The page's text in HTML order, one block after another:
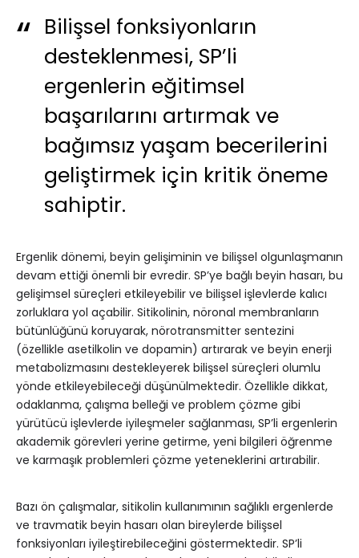
Bilişsel fonksiyonların
desteklenmesi, SP’li
ergenlerin eğitimsel
başarılarını artırmak ve
bağımsız yaşam becerilerini
geliştirmek için kritik öneme
sahiptir.
Ergenlik dönemi, beyin gelişiminin ve bilişsel olgunlaşmanın
devam ettiği önemli bir evredir. SP’ye bağlı beyin hasarı, bu
gelişimsel süreçleri etkileyebilir ve bilişsel işlevlerde kalıcı
zorluklara yol açabilir. Sitikolinin, nöronal membranların
bütünlüğünü koruyarak, nörotransmitter sentezini
(özellikle asetilkolin ve dopamin) artırarak ve beyin enerji
metabolizmasını destekleyerek bilişsel süreçleri olumlu
yönde etkileyebileceği düşünülmektedir. Özellikle dikkat,
odaklanma, çalışma belleği ve problem çözme gibi
yürütücü işlevlerde iyileşmeler sağlanması, SP’li ergenlerin
akademik görevleri yerine getirme, yeni bilgileri öğrenme
ve karmaşık problemleri çözme yeteneklerini artırabilir.
Bazı ön çalışmalar, sitikolin kullanımının sağlıklı ergenlerde
ve travmatik beyin hasarı olan bireylerde bilişsel
fonksiyonları iyileştirebileceğini göstermektedir. SP’li